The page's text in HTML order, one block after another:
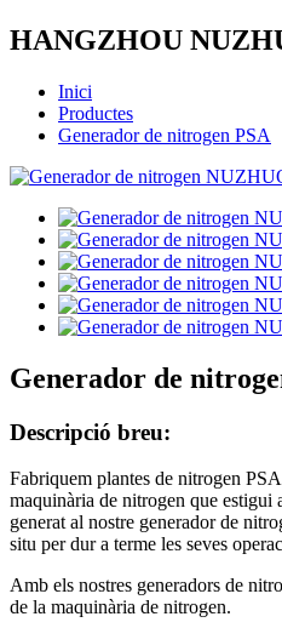
HANGZHOU
Inici
Productes
Generador de nitrogen PSA
Generador de
Descripció breu:
Fabriquem plantes de nitrogen
maquinària de nitrogen que
generat al nostre generador de
situ per dur a terme les seves
Amb els nostres generadors de
de la maquinària de nitrogen.